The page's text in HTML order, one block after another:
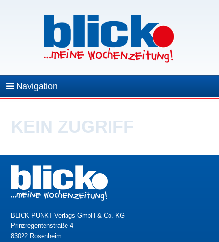
Navigation
KEIN ZUGRIFF
BLICK PUNKT-Verlags GmbH & Co. KG
Prinzregentenstraße 4
83022 Rosenheim